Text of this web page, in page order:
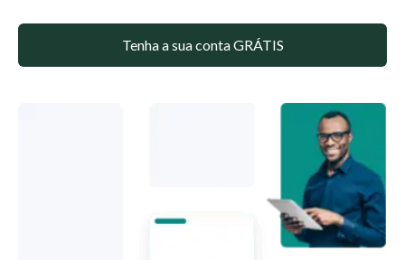
Tenha a sua conta GRÁTIS